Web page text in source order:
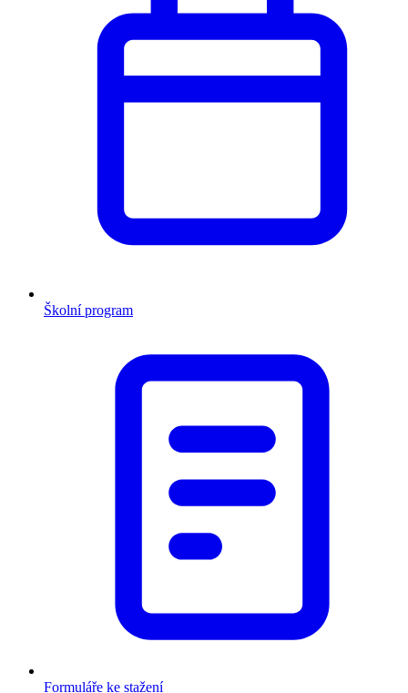
Školní program
Formuláře ke stažení